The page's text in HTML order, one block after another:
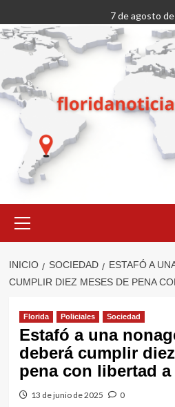
al
contenido
7 de agosto
primario
INICIO SOCIEDAD
ESTAFÓ A
CUMPLIR DIEZ MESES DE PENA
Florida Policiales Sociedad
Estafó a una
deberá cumplir
pena con libertad a
13 de junio de 2025 0